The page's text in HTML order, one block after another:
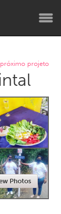
projeto
Photos